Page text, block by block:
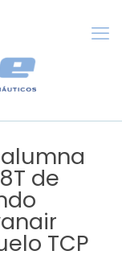
de
TCP